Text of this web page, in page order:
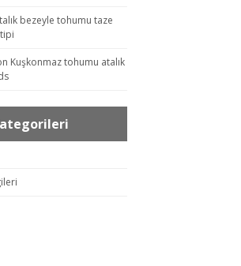
bezeyle tohumu taze
Kuşkonmaz tohumu atalık